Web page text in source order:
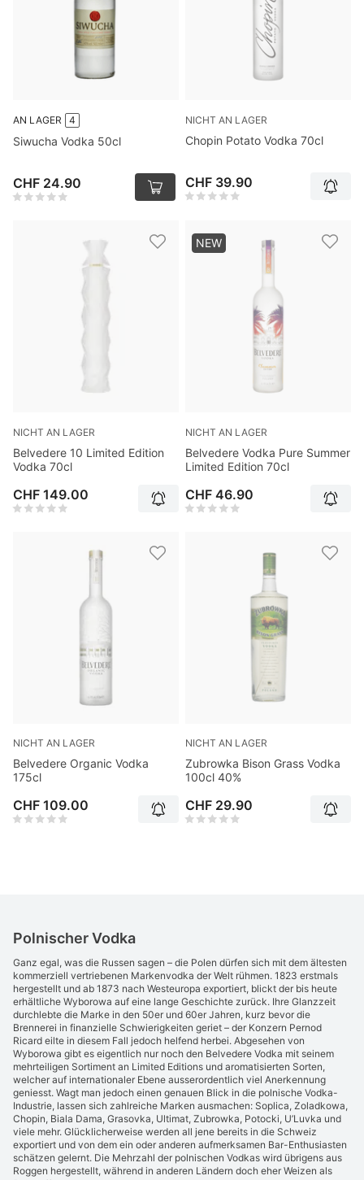
AN LAGER 4
Siwucha Vodka 50cl
CHF 24.90
NICHT AN LAGER
Chopin Potato Vodka 70cl
CHF 39.90
NICHT AN LAGER
Belvedere 10 Limited Edition
Vodka 70cl
CHF 149.00
NICHT AN LAGER
Belvedere Vodka Pure Summer
Limited Edition 70cl
NEW
CHF 46.90
NICHT AN LAGER
Belvedere Organic Vodka
175cl
CHF 109.00
NICHT AN LAGER
Zubrowka Bison Grass Vodka
100cl 40%
CHF 29.90
Polnischer Vodka
Ganz egal, was die Russen sagen – die Polen dürfen sich mit dem ältesten
kommerziell vertriebenen Markenvodka der Welt rühmen. 1823 erstmals
hergestellt und ab 1873 nach Westeuropa exportiert, blickt der bis heute
erhältliche Wyborowa auf eine lange Geschichte zurück. Ihre Glanzzeit
durchlebte die Marke in den 50er und 60er Jahren, kurz bevor die
Brennerei in finanzielle Schwierigkeiten geriet – der Konzern Pernod
Ricard eilte in diesem Fall jedoch helfend herbei. Abgesehen von
Wyborowa gibt es eigentlich nur noch den Belvedere Vodka mit seinem
mehrteiligen Sortiment an Limited Editions und aromatisierten Sorten,
welcher auf internationaler Ebene ausserordentlich viel Anerkennung
geniesst. Wagt man jedoch einen genauen Blick in die polnische Vodka-
Industrie, lassen sich zahlreiche Marken ausmachen: Soplica, Zoladkowa,
Chopin, Biala Dama, Grasovka, Ultimat, Zubrowka, Potocki, U’Luvka und
viele mehr. Glücklicherweise werden all jene bereits in die Schweiz
exportiert und von dem ein oder anderen aufmerksamen Bar-Enthusiasten
schätzen gelernt. Die Mehrzahl der polnischen Vodkas wird übrigens aus
Roggen hergestellt, während in anderen Ländern doch eher Weizen als